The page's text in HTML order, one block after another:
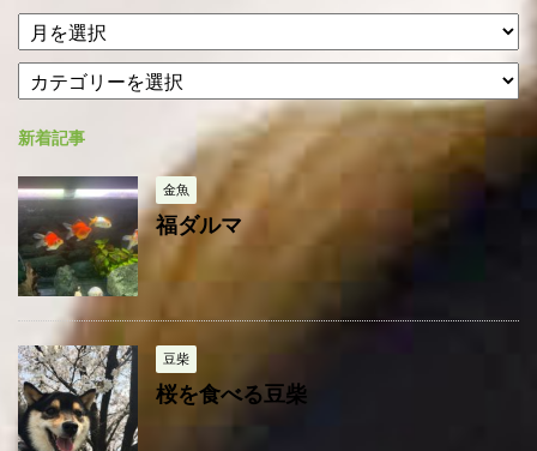
ア
ー
イ
ブ
テ
リ
ー
新着記事
金魚
福ダルマ
豆柴
桜を食べる豆柴